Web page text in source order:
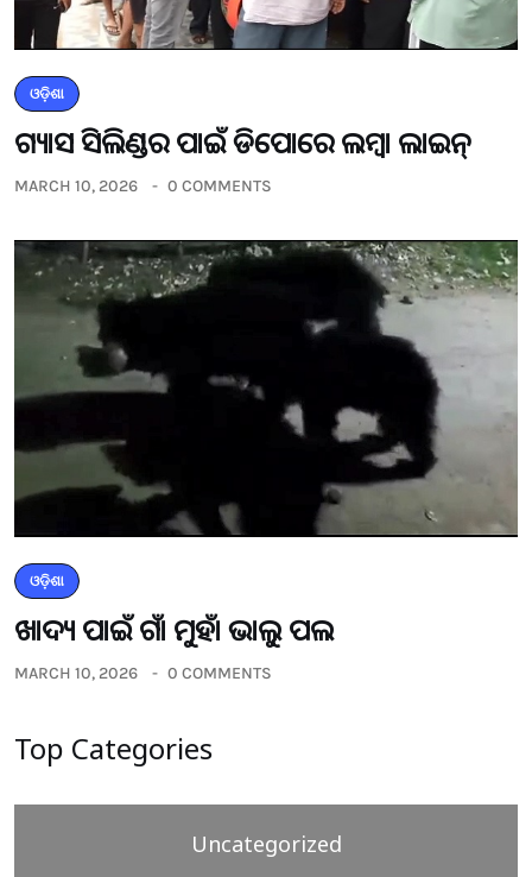
ଓଡ଼ିଶା
ଗ୍ୟାସ ସିଲିଣ୍ଡର ପାଇଁ ଡିପୋରେ ଲମ୍ବା ଲାଇନ୍
MARCH 10, 2026 0 COMMENTS
ଓଡ଼ିଶା
ଖାଦ୍ୟ ପାଇଁ ଗାଁ ମୁହାଁ ଭାଲୁ ପଲ
MARCH 10, 2026 0 COMMENTS
Top Categories
Uncategorized